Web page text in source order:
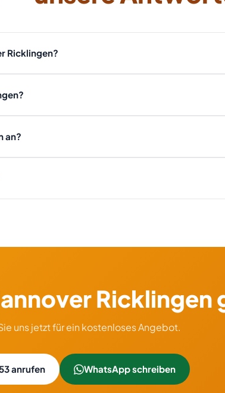
Ricklingen?
ab. Nach einer kostenlosen
Sie an: 01607511353.
oft innerhalb von 24 Stunden bei Ihnen sein. Bei
an?
Wohnungsauflösung, Kellerräumung,
Übergabe.
Ricklingen
uns jetzt für ein kostenloses Angebot.
anrufen WhatsApp schreiben